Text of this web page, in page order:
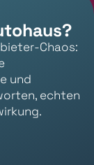
Chaos:
und
echten